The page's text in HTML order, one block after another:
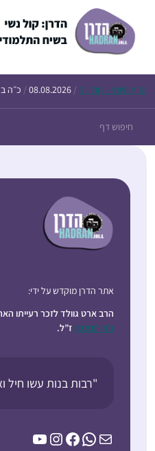
הדף היומי – חולין ק /
08.08.2026
/ כ״ה
אתר הדרן מוקדש על ידי:
הרב ארט גוולד לזכר רעייתו
ג’וי רובינסון ז”ל.
"רבות בנות עשו חיל
Mail
WhatsApp
Facebook
Instagram
YouTube